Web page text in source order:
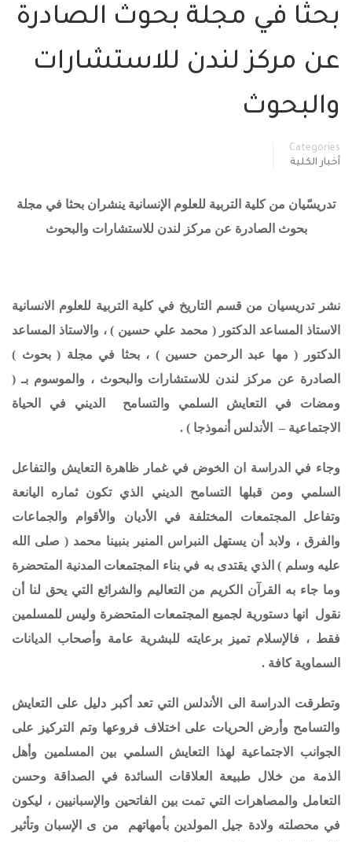
بحثا في مجلة بحوث الصادرة
عن مركز لندن للاستشارات
والبحوث
Categories
أخبار الكلية
تدريسّيان من كلية التربية للعلوم الإنسانية ينشران بحثا في مجلة
بحوث الصادرة عن مركز لندن للاستشارات والبحوث
نشر تدريسيان من قسم التاريخ في كلية التربية للعلوم الانسانية
الاستاذ المساعد الدكتور ( محمد علي حسين ) ، والاستاذ المساعد
الدكتور ( مها عبد الرحمن حسين ) ، بحثا في مجلة ( بحوث )
الصادرة عن مركز لندن للاستشارات والبحوث ، والموسوم بـ (
ومضات في التعايش السلمي والتسامح الديني في الحياة
الاجتماعية – الأندلس أنموذجا ) .
وجاء في الدراسة ان الخوض في غمار ظاهرة التعايش والتفاعل
السلمي ومن قبلها التسامح الديني الذي تكون ثماره اليانعة
وتفاعل المجتمعات المختلفة في الأديان والأقوام والجماعات
والفرق ، ولابد أن يستهل النبراس المنير بنبينا محمد ( صلى الله
عليه وسلم ) الذي يقتدى به في بناء المجتمعات المدنية المتحضرة
وما جاء به القرآن الكريم من التعاليم والشرائع التي يحق لنا أن
نقول انها دستورية لجميع المجتمعات المتحضرة وليس للمسلمين
فقط ، فالإسلام تميز برعايته للبشرية عامة وأصحاب الديانات
السماوية كافة .
وتطرقت الدراسة الى الأندلس التي تعد أكبر دليل على التعايش
والتسامح وأرض الحريات على اختلاف فروعها وتم التركيز على
الجوانب الاجتماعية لهذا التعايش السلمي بين المسلمين وأهل
الذمة من خلال طبيعة العلاقات السائدة في الصداقة وحسن
التعامل والمصاهرات التي تمت بين الفاتحين والإسبانيين ، ليكون
في محصلته ولادة جيل المولدين بأمهاتهم من ى الإسبان وتأثير